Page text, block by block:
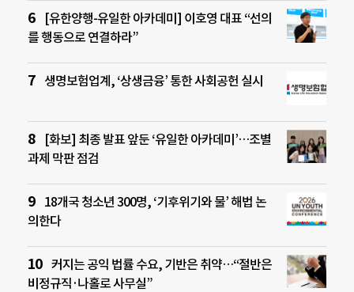
[유한양행-유일한 아카데미] 이호영 대표 “선의
를 행동으로 연결하라”
생명보험업계, ‘상생금융’ 통한 사회공헌 실시
[화보] 최종 발표 앞둔 ‘유일한 아카데미’…조별
과제 막판 점검
18개국 청소년 300명, ‘기후위기와 물’ 해법 논
의한다
커지는 공익 법률 수요, 기반은 취약…“절반은
비정규직·나홀로 사무실”